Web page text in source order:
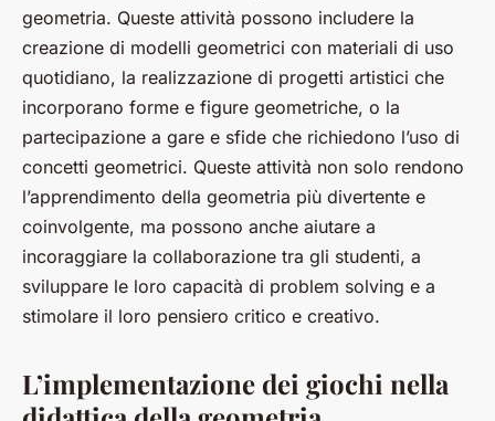
geometria. Queste attività possono includere la
creazione di modelli geometrici con materiali di uso
quotidiano, la realizzazione di progetti artistici che
incorporano forme e figure geometriche, o la
partecipazione a gare e sfide che richiedono l’uso di
concetti geometrici. Queste attività non solo rendono
l’apprendimento della geometria più divertente e
coinvolgente, ma possono anche aiutare a
incoraggiare la collaborazione tra gli studenti, a
sviluppare le loro capacità di problem solving e a
stimolare il loro pensiero critico e creativo.
L’implementazione dei giochi nella